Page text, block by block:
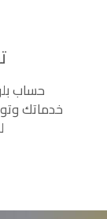
خدماتك